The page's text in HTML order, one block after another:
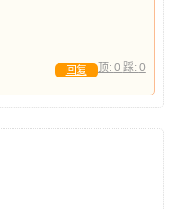
顶: 0 踩: 0
回复